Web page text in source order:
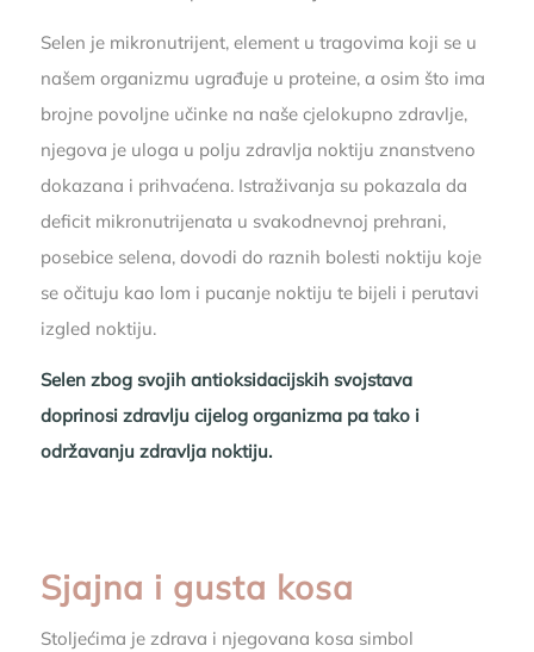
Selen je mikronutrijent, element u tragovima koji se u
našem organizmu ugrađuje u proteine, a osim što ima
brojne povoljne učinke na naše cjelokupno zdravlje,
njegova je uloga u polju zdravlja noktiju znanstveno
dokazana i prihvaćena. Istraživanja su pokazala da
deficit mikronutrijenata u svakodnevnoj prehrani,
posebice selena, dovodi do raznih bolesti noktiju koje
se očituju kao lom i pucanje noktiju te bijeli i perutavi
izgled noktiju.
Selen zbog svojih antioksidacijskih svojstava
doprinosi zdravlju cijelog organizma pa tako i
održavanju zdravlja noktiju.
Sjajna i gusta kosa
Stoljećima je zdrava i njegovana kosa simbol